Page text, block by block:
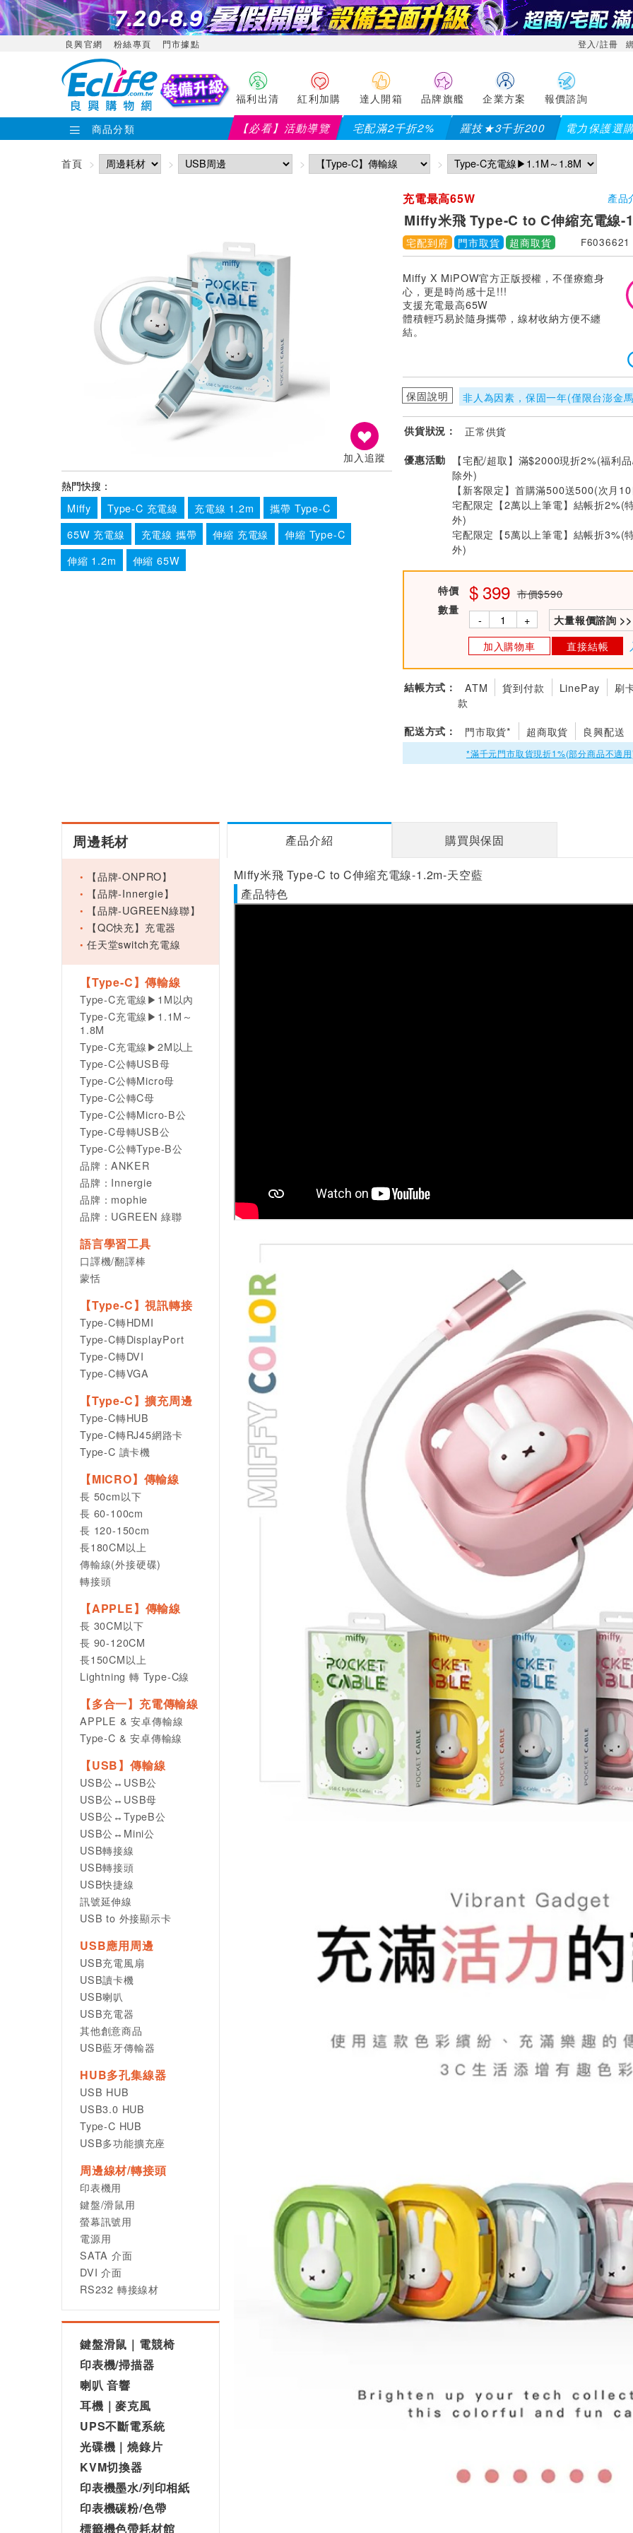
良興官網 粉絲專頁 門市據點 登入/註冊
福利出清 紅利加購 達人開箱 品牌旗艦 企業方案 報價諮詢
商品分類 【必看】活動導覽 宅配滿2千折2% 羅技★3千折200 電力保護選
【PX大通】
首頁
加入追蹤
熱門快搜：
Miffy
Type-C 充電線 充電線 1.2m
攜帶 Type-C
65W 充電線
充電線 攜帶 伸縮 充電線
伸縮 Type-C
伸縮 1.2m
伸縮 65W
充電最高65W 產品
Miffy米飛 Type-C to C伸縮充電線-
宅配到府 門市取貨 超商取貨 F6036621
Miffy X MiPOW官方正版授權，不僅療癒身
心，更是時尚感十足!!!
支援充電最高65W
體積輕巧易於隨身攜帶，線材收納方便不纏
結。
保固說明 非人為因素，保固一年(僅限台澎金
供貨狀況： 正常供貨
優惠活動
【宅配/超取】滿$2000現折2%(福利
除外)
【新客限定】首購滿500送500(次月
宅配限定【2萬以上筆電】結帳折2%(
外)
宅配限定【5萬以上筆電】結帳折3%(
外)
特價 399 市價$590
數量
- + 大量報價諮詢 >>
加入購物車 直接結帳
結帳方式： ATM 貨到付款 LinePay 刷
款
配送方式： 門市取貨* 超商取貨 良興配送
*滿千元門市取貨現折1%(部分商品不適
周邊耗材
【品牌-ONPRO】
【品牌-Innergie】
【品牌-UGREEN綠聯】
【QC快充】充電器
任天堂switch充電線
【Type-C】傳輸線
Type-C充電線▶1M以內
Type-C充電線▶1.1M～
1.8M
Type-C充電線▶2M以上
Type-C公轉USB母
Type-C公轉Micro母
Type-C公轉C母
Type-C公轉Micro-B公
Type-C母轉USB公
Type-C公轉Type-B公
品牌：ANKER
品牌：Innergie
品牌：mophie
品牌：UGREEN 綠聯
語言學習工具
口譯機/翻譯棒
蒙恬
【Type-C】視訊轉接
Type-C轉HDMI
Type-C轉DisplayPort
Type-C轉DVI
Type-C轉VGA
【Type-C】擴充周邊
Type-C轉HUB
Type-C轉RJ45網路卡
Type-C 讀卡機
【MICRO】傳輸線
長 50cm以下
長 60-100cm
長 120-150cm
長180CM以上
傳輸線(外接硬碟)
轉接頭
【APPLE】傳輸線
長 30CM以下
長 90-120CM
長150CM以上
Lightning 轉 Type-C線
【多合一】充電傳輸線
APPLE & 安卓傳輸線
Type-C & 安卓傳輸線
【USB】傳輸線
USB公↔USB公
USB公↔USB母
USB公↔TypeB公
USB公↔Mini公
USB轉接線
USB轉接頭
USB快捷線
訊號延伸線
USB to 外接顯示卡
USB應用周邊
USB充電風扇
USB讀卡機
USB喇叭
USB充電器
其他創意商品
USB藍牙傳輸器
HUB多孔集線器
USB HUB
USB3.0 HUB
Type-C HUB
USB多功能擴充座
周邊線材/轉接頭
印表機用
鍵盤/滑鼠用
螢幕訊號用
電源用
SATA 介面
DVI 介面
RS232 轉接線材
鍵盤滑鼠｜電競椅
印表機/掃描器
喇叭 音響
耳機｜麥克風
UPS不斷電系統
光碟機｜燒錄片
KVM切換器
印表機墨水/列印相紙
印表機碳粉/色帶
標籤機色帶耗材館
產品介紹 購買與保固
Miffy米飛 Type-C to C伸縮充電線-1.2m-天空藍
產品特色